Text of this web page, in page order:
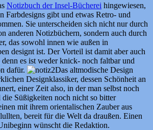
Notizbuch der Insel-Bücherei hingewiesen,
Farbdesigns gibt und etwas Retro- und
Sie unterscheiden sich nicht nur durch
anderen Notizbüchern, sondern auch durch
das sowohl innen wie außen in
designt ist. Der Vorteil ist damit aber auch
es ist weder knick- noch faltbar und
dafür.
Das altmodische Design
Designklassiker, dessen Schönheit an
einer Zeit also, in der man selbst noch
die Süßigkeiten noch nicht so bitter
mit ihrem orientalischen Zauber aus
bereit für die Welt da draußen. Einen
wünscht die Redaktion.